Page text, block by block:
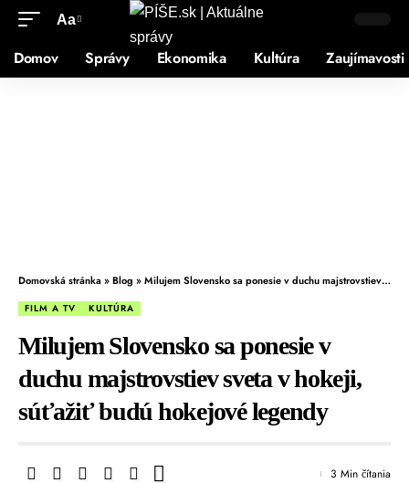
Aa
Domov Správy Ekonomika Kultúra Zaujímavosti
Domovská stránka»Blog »Milujem Slovensko sa ponesie v duchu majstrovstiev sveta v hokeji, súťažiť budú hokejové legendy
FILM A TV KULTÚRA
Milujem Slovensko sa ponesie v
duchu majstrovstiev sveta v hokeji,
súťažiť budú hokejové legendy
3 Min čítania